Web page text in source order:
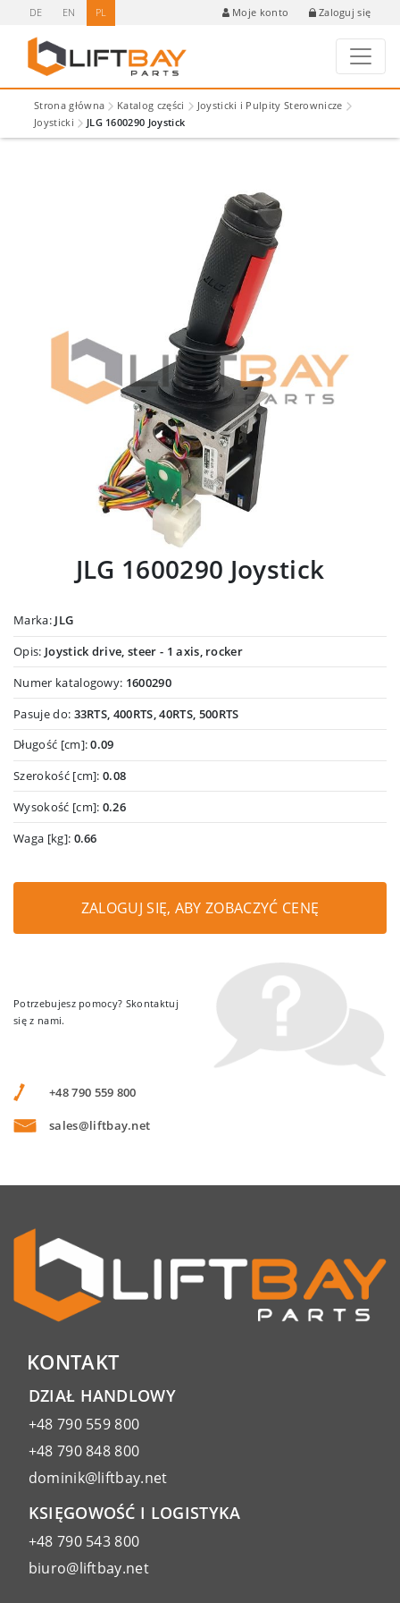
DE EN PL Moje konto Zaloguj się
Strona główna Katalog części
Joysticki i Pulpity Sterownicze
Joysticki
JLG 1600290 Joystick
JLG 1600290 Joystick
Marka: JLG
Opis: Joystick drive, steer - 1 axis, rocker
Numer katalogowy: 1600290
Pasuje do: 33RTS, 400RTS, 40RTS, 500RTS
Długość [cm]:0.09
Szerokość [cm]:0.08
Wysokość [cm]: 0.26
Waga [kg]: 0.66
ZALOGUJ SIĘ, ABY ZOBACZYĆ CENĘ
Potrzebujesz pomocy? Skontaktuj
się z nami.
+48 790 559 800
sales@liftbay.net
KONTAKT
DZIAŁ HANDLOWY
+48 790 559 800
+48 790 848 800
dominik@liftbay.net
KSIĘGOWOŚĆ I LOGISTYKA
+48 790 543 800
biuro@liftbay.net